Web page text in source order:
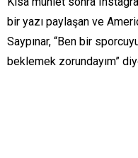
bir yazı paylaşan ve
Saypınar, “Ben bir
beklemek zorundayım”